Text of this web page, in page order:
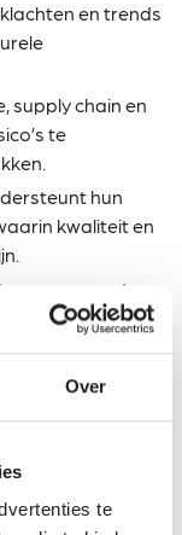
Over
te
en trends
supply chain en
te
hun
kwaliteit en
en
met
van
in